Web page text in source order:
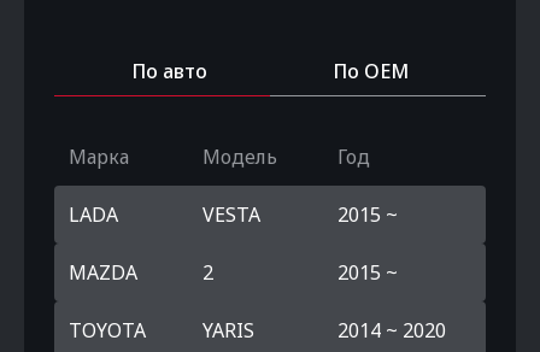
По авто По OEM
Марка Модель Год
LADA VESTA 2015 ~
MAZDA 2 2015 ~
TOYOTA YARIS 2014 ~ 2020